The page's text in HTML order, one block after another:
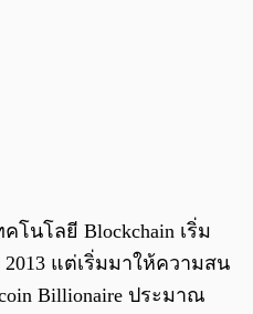
นโลยี Blockchain เริ่ม
แต่เริ่มมาให้ความสน
Billionaire ประมาณ